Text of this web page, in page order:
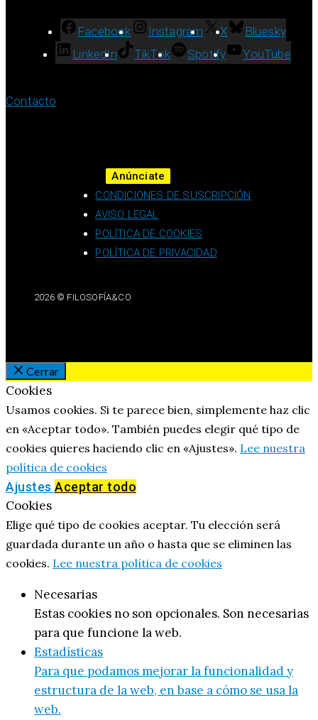
Facebook Instagram X
Bluesky
LinkedIn
TikTok Spotify YouTube
Contacto
Anúnciate
CONDICIONES DE SUSCRIPCIÓN
AVISO LEGAL
POLÍTICA DE COOKIES
POLÍTICA DE PRIVACIDAD
2026 © FILOSOFÍA&CO
Cerrar
Cookies
Usamos cookies. Si te parece bien, simplemente haz clic
en «Aceptar todo». También puedes elegir qué tipo de
cookies quieres haciendo clic en «Ajustes». Lee nuestra
política de cookies
Ajustes Aceptar todo
Cookies
Elige qué tipo de cookies aceptar. Tu elección será
guardada durante un año o hasta que se eliminen las
cookies. Lee nuestra política de cookies
Necesarias
Estas cookies no son opcionales. Son necesarias
para que funcione la web.
Estadísticas
Para que podamos mejorar la funcionalidad y
estructura de la web, en base a cómo se usa la
web.